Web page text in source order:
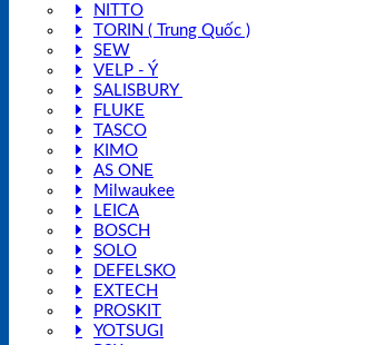
NITTO
TORIN ( Trung Quốc )
SEW
VELP - Ý
SALISBURY
FLUKE
TASCO
KIMO
AS ONE
Milwaukee
LEICA
BOSCH
SOLO
DEFELSKO
EXTECH
PROSKIT
YOTSUGI